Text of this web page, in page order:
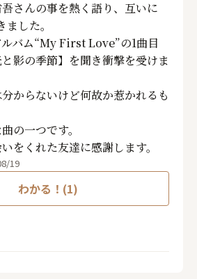
さんの事を熱く語り、互いに
した。
バム“My First Love”の1曲目
影の季節】を聞き衝撃を受けま
からないけど何故か惹かれるも
の一つです。
をくれた友達に感謝します。
19
わかる！(1)